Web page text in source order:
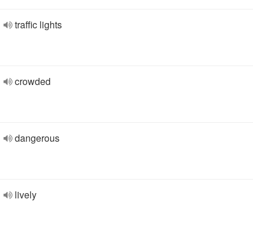
traffic lights
crowded
dangerous
lively